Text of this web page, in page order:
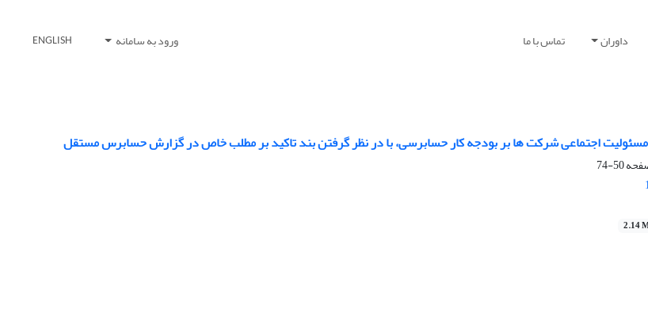
داوران تماس با ما ورود به سامانه ENGLISH
مسئولیت اجتماعی شرکت ها بر بودجه کار حسابرسی، با در نظر گرفتن بند تاکید بر مطلب خاص در گزارش حسابرس مستقل
50-74
2.14